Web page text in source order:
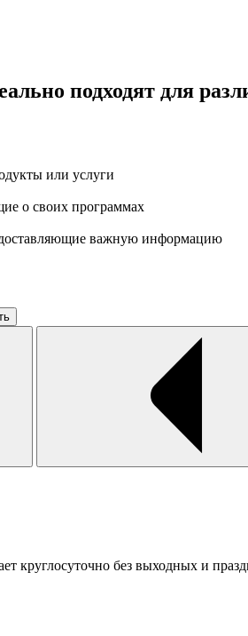
подходят для
или услуги
о своих программах
важную информацию
круглосуточно без выходных и